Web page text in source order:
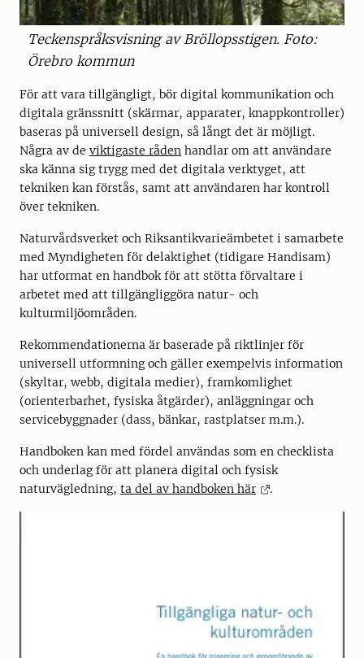
Teckenspråksvisning av Bröllopsstigen. Foto:
Örebro kommun
För att vara tillgängligt, bör digital kommunikation och
digitala gränssnitt (skärmar, apparater, knappkontroller)
baseras på universell design, så långt det är möjligt.
Några av de viktigaste råden handlar om att användare
ska känna sig trygg med det digitala verktyget, att
tekniken kan förstås, samt att användaren har kontroll
över tekniken.
Naturvårdsverket och Riksantikvarieämbetet i samarbete
med Myndigheten för delaktighet (tidigare Handisam)
har utformat en handbok för att stötta förvaltare i
arbetet med att tillgängliggöra natur- och
kulturmiljöområden.
Rekommendationerna är baserade på riktlinjer för
universell utformning och gäller exempelvis information
(skyltar, webb, digitala medier), framkomlighet
(orienterbarhet, fysiska åtgärder), anläggningar och
servicebyggnader (dass, bänkar, rastplatser m.m.).
Handboken kan med fördel användas som en checklista
och underlag för att planera digital och fysisk
naturvägledning, ta del av handboken här .